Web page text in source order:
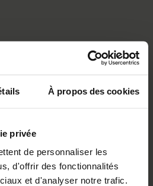
À propos des cookies
privée
de personnaliser les
d'offrir des fonctionnalités
et d'analyser notre trafic.